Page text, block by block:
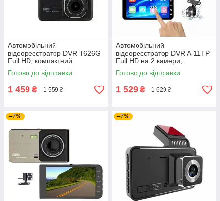
Автомобільний
відеореєстратор DVR T626G
Full HD, компактний
автомобільний реєстратор в
металевому корпусі з
Готово до відправки
1 459 ₴ 1 559 ₴
Автомобільний
відеореєстратор DVR A-11TP
Full HD на 2 камери,
двоканальний автомобільний
реєстратор із виносною
Готово до відправки
1 529 ₴ 1 629 ₴
–7% –7%